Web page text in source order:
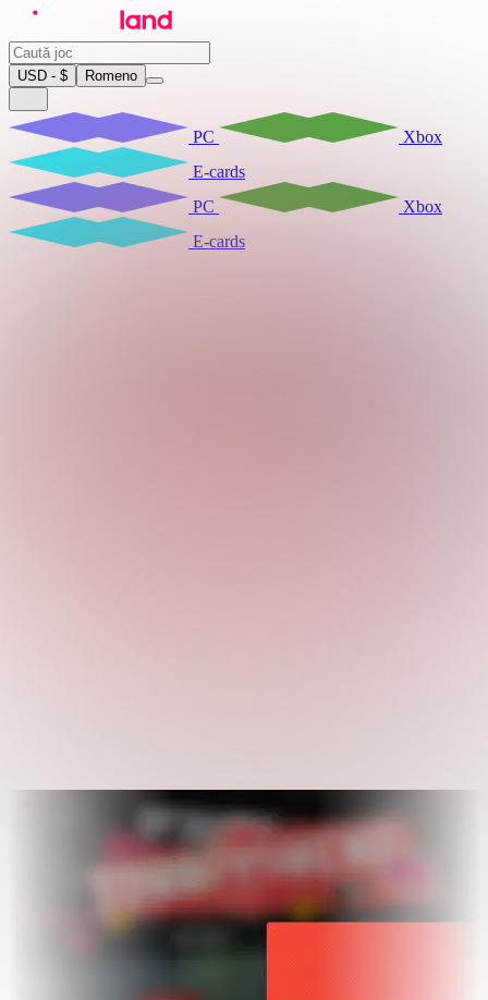
USD - $ Romeno
PC
Xbox
E-cards
PC
Xbox
E-cards